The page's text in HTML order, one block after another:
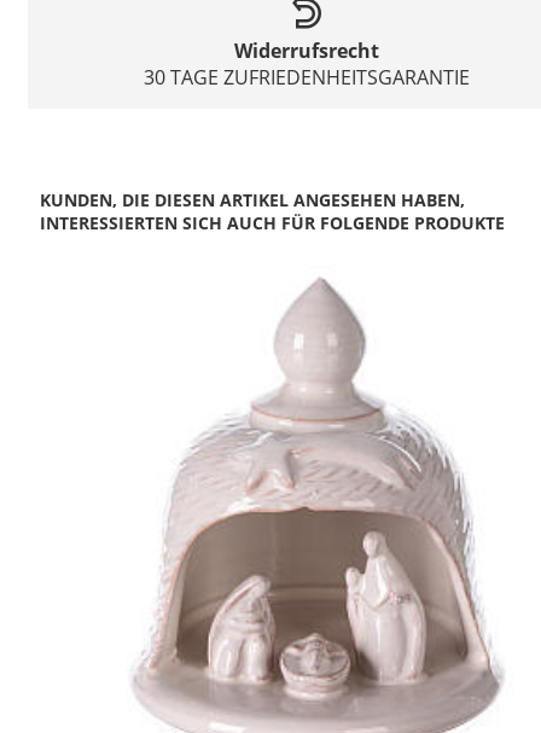
Widerrufsrecht
30 TAGE ZUFRIEDENHEITSGARANTIE
KUNDEN, DIE DIESEN ARTIKEL ANGESEHEN HABEN,
INTERESSIERTEN SICH AUCH FÜR FOLGENDE PRODUKTE